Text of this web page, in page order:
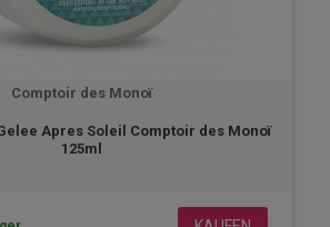
Comptoir des Monoï
Apres Soleil Comptoir des Monoï
125ml